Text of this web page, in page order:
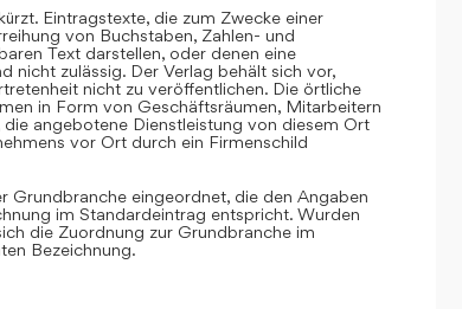
Eintragstexte, die zum Zwecke einer
von Buchstaben, Zahlen- und
Text darstellen, oder denen eine
nicht zulässig. Der Verlag behält sich vor,
nicht zu veröffentlichen. Die örtliche
in Form von Geschäftsräumen, Mitarbeitern
angebotene Dienstleistung von diesem Ort
vor Ort durch ein Firmenschild
Grundbranche eingeordnet, die den Angaben
im Standardeintrag entspricht. Wurden
die Zuordnung zur Grundbranche im
Bezeichnung.